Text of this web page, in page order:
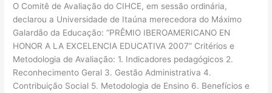
O Comitê de Avaliação do CIHCE, em sessão ordinária,
declarou a Universidade de Itaúna merecedora do Máximo
Galardão da Educação: “PRÊMIO IBEROAMERICANO EN
HONOR A LA EXCELENCIA EDUCATIVA 2007” Critérios e
Metodologia de Avaliação: 1. Indicadores pedagógicos 2.
Reconhecimento Geral 3. Gestão Administrativa 4.
Contribuição Social 5. Metodologia de Ensino 6. Benefícios e